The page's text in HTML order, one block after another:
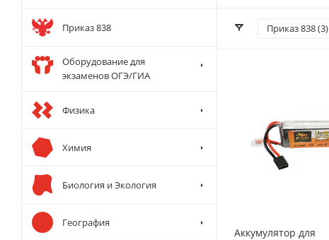
Приказ 838 (3)
Аккумулятор для
Приказ 838
Оборудование для
экзаменов ОГЭ/ГИА
Физика
Химия
Биология и Экология
География